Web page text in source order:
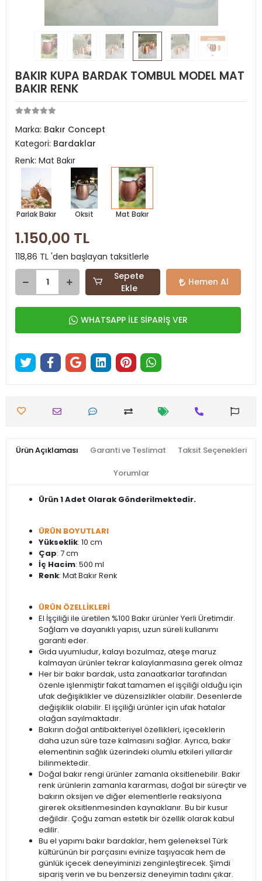
BAKIR KUPA BARDAK TOMBUL MODEL MAT
BAKIR RENK
Marka: Bakır Concept
Kategori: Bardaklar
Renk: Mat Bakır
Parlak Bakır Oksit Mat Bakır
1.150,00 TL
118,86 TL 'den başlayan taksitlerle
Sepete
Ekle
Hemen Al
WHATSAPP İLE SİPARİŞ VER
Ürün Açıklaması Garanti ve Teslimat Taksit Seçenekleri
Yorumlar
Ürün 1 Adet Olarak Gönderilmektedir.
ÜRÜN BOYUTLARI
Yükseklik: 10 cm
Çap: 7 cm
İç Hacim: 500 ml
Renk: Mat Bakır Renk
ÜRÜN ÖZELLİKLERİ
El İşçiliği ile üretilen %100 Bakır ürünler Yerli Üretimdir.
Sağlam ve dayanıklı yapısı, uzun süreli kullanımı
garanti eder.
Gıda uyumludur, kalayı bozulmaz, ateşe maruz
kalmayan ürünler tekrar kalaylanmasına gerek olmaz
Her bir bakır bardak, usta zanaatkarlar tarafından
özenle işlenmiştir fakat tamamen el işçiliği olduğu için
ufak değişiklikler ve düzensizlikler olabilir. Desenlerde
değişiklik olabilir. El işçiliği ürünler için ufak hatalar
olağan sayılmaktadır.
Bakırın doğal antibakteriyel özellikleri, içeceklerin
daha uzun süre taze kalmasını sağlar. Ayrıca, bakır
elementinin sağlık üzerindeki olumlu etkileri yıllardır
bilinmektedir.
Doğal bakır rengi ürünler zamanla oksitlenebilir. Bakır
renk ürünlerin zamanla kararması, doğal bir süreçtir ve
bakırın oksijen ve diğer elementlerle reaksiyona
girerek oksitlenmesinden kaynaklanır. Bu bir kusur
değildir. Çoğu zaman estetik bir özellik olarak kabul
edilir.
Bu el yapımı bakır bardaklar, hem geleneksel Türk
kültürünün bir parçasını evinize taşıyacak hem de
günlük içecek deneyiminizi zenginleştirecek. Şimdi
sipariş verin ve bu benzersiz deneyimin tadını çıkar.